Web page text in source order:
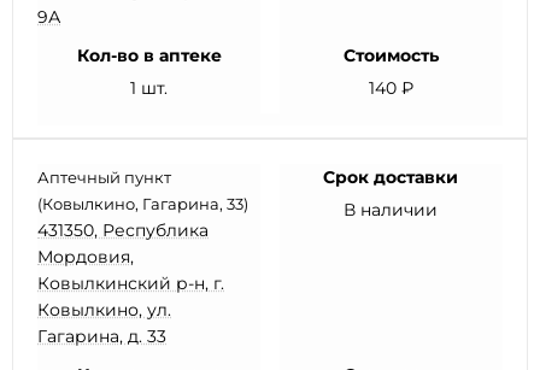
9А
Кол-во в аптеке
1 шт.
Стоимость
140 ₽
Аптечный пункт
(Ковылкино, Гагарина, 33)
431350, Республика
Мордовия,
Ковылкинский р-н, г.
Ковылкино, ул.
Гагарина, д. 33
Срок доставки
В наличии